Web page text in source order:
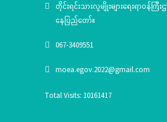
တိုင်းရင်းသားလူမျိုးများရေးရာဝန်ကြီး
နေပြည်တော်။
067-3409551
moea.egov.2022@gmail.com
Total Visits: 10161417